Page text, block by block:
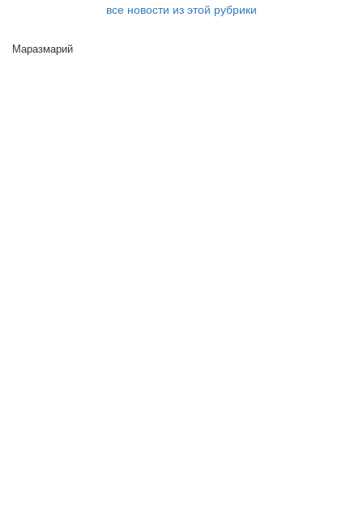
все новости из этой рубрики
Маразмарий